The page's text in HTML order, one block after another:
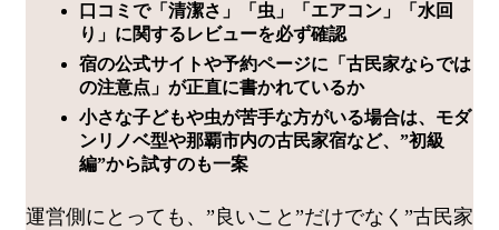
口コミで「清潔さ」「虫」「エアコン」「水回
り」に関するレビューを必ず確認
宿の公式サイトや予約ページに「古民家ならでは
の注意点」が正直に書かれているか
小さな子どもや虫が苦手な方がいる場合は、モダ
ンリノベ型や那覇市内の古民家宿など、”初級
編”から試すのも一案
運営側にとっても、”良いこと”だけでなく”古民家